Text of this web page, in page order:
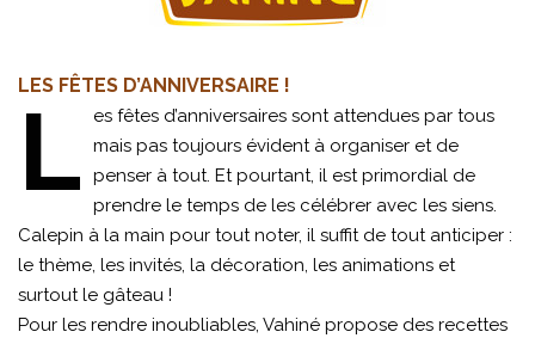
LES FÊTES D’ANNIVERSAIRE !
L
es fêtes d’anniversaires sont attendues par tous
mais pas toujours évident à organiser et de
penser à tout. Et pourtant, il est primordial de
prendre le temps de les célébrer avec les siens.
Calepin à la main pour tout noter, il suffit de tout anticiper :
le thème, les invités, la décoration, les animations et
surtout le gâteau !
Pour les rendre inoubliables, Vahiné propose des recettes